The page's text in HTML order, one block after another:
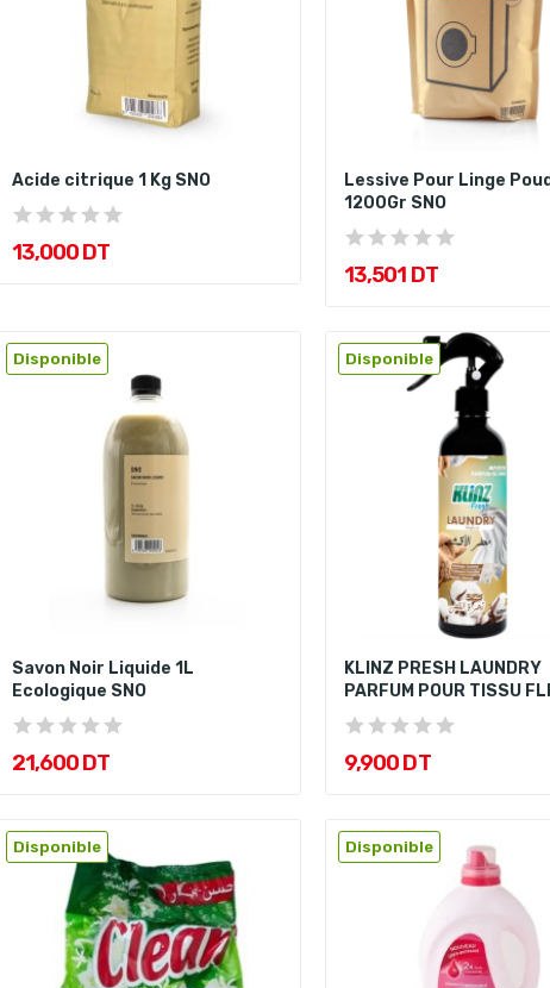
Acide citrique 1 Kg SNO
13,000 DT
Lessive Pour Linge
1200Gr SNO
13,501 DT
Disponible
Savon Noir Liquide 1L
Ecologique SNO
21,600 DT
Disponible
KLINZ PRESH LAUNDRY
PARFUM POUR TISSU
DE...
9,900 DT
Disponible Disponible